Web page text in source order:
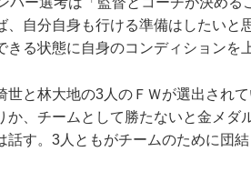
自分自身も行ける準備はしたいと
る状態に自身のコンディションを
と林大地の3人のＦＷが選出されて
、チームとして勝たないと金メダ
す。3人ともがチームのために団